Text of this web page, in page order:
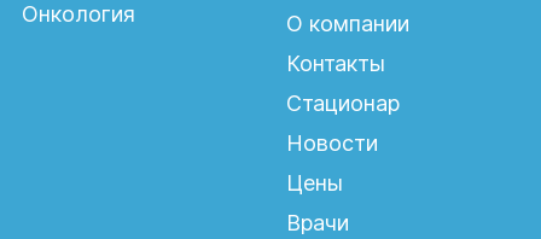
Онкология
О компании
Контакты
Стационар
Новости
Цены
Врачи